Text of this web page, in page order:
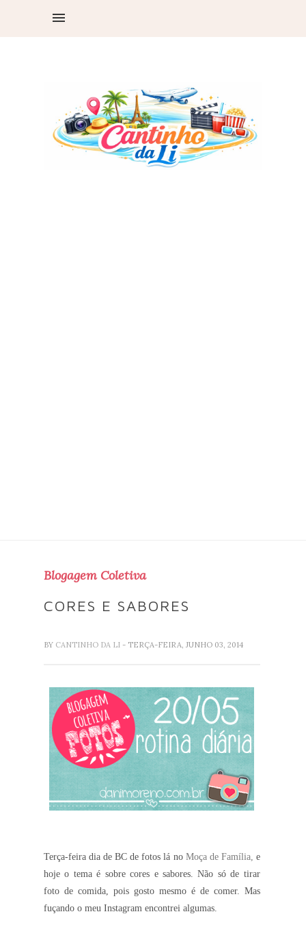
Blogagem Coletiva
CORES E SABORES
BY CANTINHO DA LI - TERÇA-FEIRA, JUNHO 03, 2014
Terça-feira dia de BC de fotos lá noMoça de Família, e
hoje o tema é sobre cores e sabores. Não só de tirar
foto de comida, pois gosto mesmo é de comer. Mas
fuçando o meu Instagram encontrei algumas.